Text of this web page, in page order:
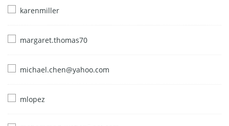
karenmiller
margaret.thomas70
michael.chen@yahoo.com
mlopez